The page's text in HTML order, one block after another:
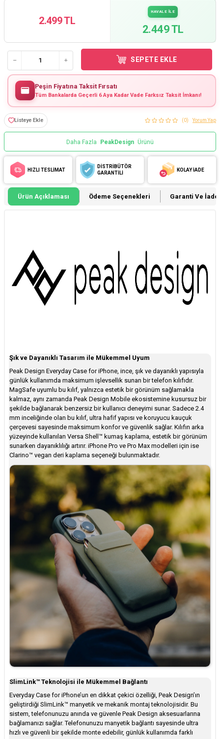
2.499 TL
HAVALE İLE
2.449 TL
SEPETE EKLE
Peşin Fiyatına Taksit Fırsatı
Tüm Bankalarda Geçerli 6 Aya Kadar Vade Farksız Taksit İmkanı!
Listeye Ekle (0) Yorum Yap
Daha Fazla PeakDesign Ürünü
HIZLI TESLİMAT
DİSTRİBÜTÖR
GARANTİLİ
KOLAY İADE
Ürün Açıklaması Ödeme Seçenekleri Garanti Ve İade
Şık ve Dayanıklı Tasarım ile Mükemmel Uyum
Peak Design Everyday Case for iPhone, ince, şık ve dayanıklı yapısıyla
günlük kullanımda maksimum işlevsellik sunan bir telefon kılıfıdır.
MagSafe uyumlu bu kılıf, yalnızca estetik bir görünüm sağlamakla
kalmaz, aynı zamanda Peak Design Mobile ekosistemine kusursuz bir
şekilde bağlanarak benzersiz bir kullanıcı deneyimi sunar. Sadece 2.4
mm inceliğinde olan bu kılıf, ultra hafif yapısı ve koruyucu kauçuk
çerçevesi sayesinde maksimum konfor ve güvenlik sağlar. Kılıfın arka
yüzeyinde kullanılan Versa Shell™ kumaş kaplama, estetik bir görünüm
sunarken dayanıklılığı artırır. iPhone Pro ve Pro Max modelleri için ise
Clarino™ vegan deri kaplama seçeneği bulunmaktadır.
SlimLink™ Teknolojisi ile Mükemmel Bağlantı
Everyday Case for iPhone’un en dikkat çekici özelliği, Peak Design’ın
geliştirdiği SlimLink™ manyetik ve mekanik montaj teknolojisidir. Bu
sistem, telefonunuzu anında ve güvenle Peak Design aksesuarlarına
bağlamanızı sağlar. Telefonunuzu manyetik bağlantı sayesinde ultra
hızlı ve güvenli bir şekilde monte edebilir, günlük kullanımda farklı